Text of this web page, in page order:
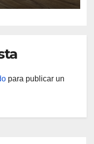
para publicar un